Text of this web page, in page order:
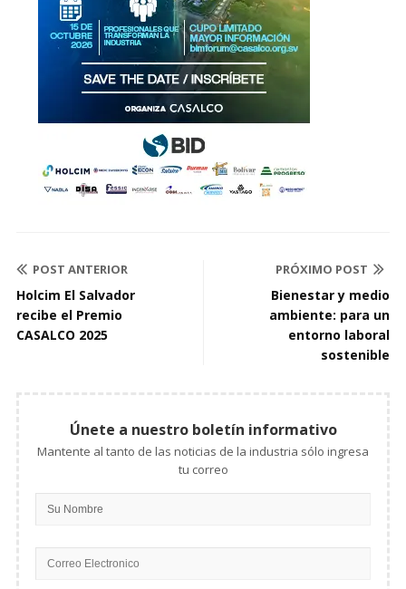
POST ANTERIOR
Holcim El Salvador
recibe el Premio
CASALCO 2025
PRÓXIMO POST
Bienestar y medio
ambiente: para un
entorno laboral
sostenible
Únete a nuestro boletín informativo
Mantente al tanto de las noticias de la industria sólo ingresa
tu correo